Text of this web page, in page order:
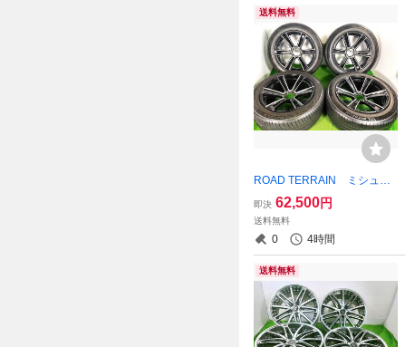
送料無料
ROAD TERRAIN ミシュラ
ン 265/50R20 20x9.5J +20
6穴 139.7★中古 ホイールセ
ット 4本 ノーマル【宮城発
送料無料】MYG-B15389
即決 62,500円
送料無料
0 4時間
送料無料